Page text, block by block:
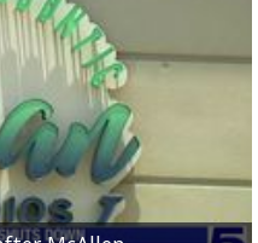
halts Michoacán